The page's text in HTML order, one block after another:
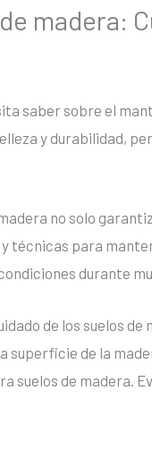
madera:
saber sobre el
y durabilidad,
no solo
para
durante
de los suelos
superficie de la
de madera.